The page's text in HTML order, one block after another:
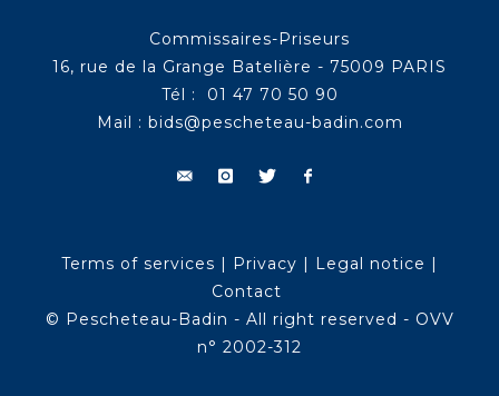
Commissaires-Priseurs
16, rue de la Grange Batelière - 75009 PARIS
Tél : 01 47 70 50 90
Mail : bids@pescheteau-badin.com
Terms of services | Privacy | Legal notice |
Contact
© Pescheteau-Badin - All right reserved - OVV
n° 2002-312